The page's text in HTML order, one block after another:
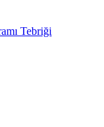
Tebriği